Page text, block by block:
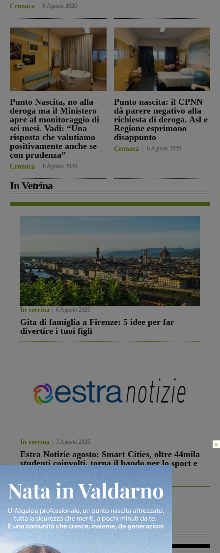
Cronaca 6 Agosto 2026
Punto Nascita, no alla
deroga ma il Ministero
apre al monitoraggio di
sei mesi. Vadi: “Una
risposta che valutiamo
positivamente anche se
con prudenza”
Cronaca 6 Agosto 2026
Punto nascita: il CPNN
dà parere negativo alla
richiesta di deroga. Asl e
Regione esprimono
disappunto
Cronaca 6 Agosto 2026
In Vetrina
In vetrina 6 Agosto 2026
Gita di famiglia a Firenze: 5 idee per far
divertire i tuoi figli
In vetrina 3 Agosto 2026
Estra Notizie agosto: Smart Cities, oltre 44mila
studenti coinvolti, torna il bando per lo sport e
Più lette
×